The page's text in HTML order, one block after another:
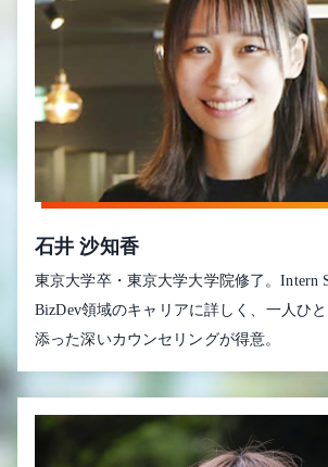
石井 沙知香
東京大学卒・東京大学大学院修了。Intern
BizDev領域のキャリアに詳しく、一人ひ
添った深いカウンセリングが得意。